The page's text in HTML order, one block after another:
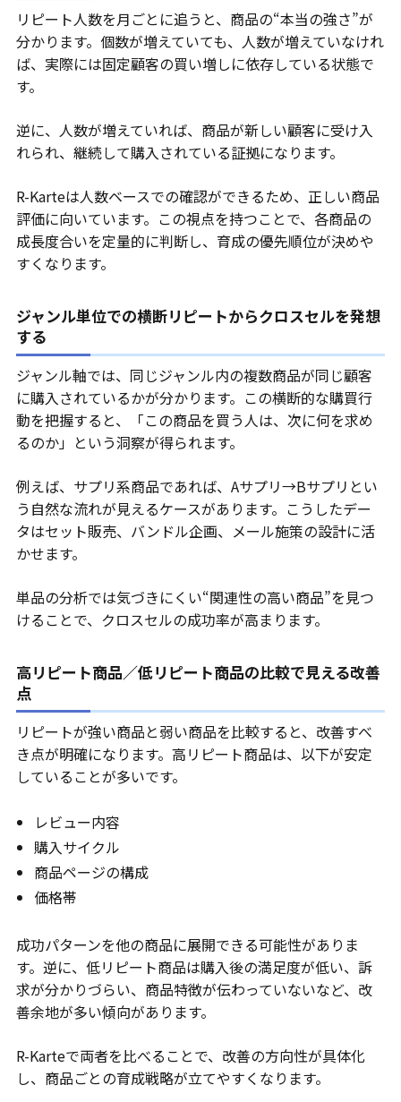
リピート人数を月ごとに追うと、商品の“本当の強さ”が
分かります。個数が増えていても、人数が増えていなけれ
ば、実際には固定顧客の買い増しに依存している状態で
す。
逆に、人数が増えていれば、商品が新しい顧客に受け入
れられ、継続して購入されている証拠になります。
R-Karteは人数ベースでの確認ができるため、正しい商品
評価に向いています。この視点を持つことで、各商品の
成長度合いを定量的に判断し、育成の優先順位が決めや
すくなります。
ジャンル単位での横断リピートからクロスセルを発想
する
ジャンル軸では、同じジャンル内の複数商品が同じ顧客
に購入されているかが分かります。この横断的な購買行
動を把握すると、「この商品を買う人は、次に何を求め
るのか」という洞察が得られます。
例えば、サプリ系商品であれば、Aサプリ→Bサプリとい
う自然な流れが見えるケースがあります。こうしたデー
タはセット販売、バンドル企画、メール施策の設計に活
かせます。
単品の分析では気づきにくい“関連性の高い商品”を見つ
けることで、クロスセルの成功率が高まります。
高リピート商品／低リピート商品の比較で見える改善
点
リピートが強い商品と弱い商品を比較すると、改善すべ
き点が明確になります。高リピート商品は、以下が安定
していることが多いです。
レビュー内容
購入サイクル
商品ページの構成
価格帯
成功パターンを他の商品に展開できる可能性がありま
す。逆に、低リピート商品は購入後の満足度が低い、訴
求が分かりづらい、商品特徴が伝わっていないなど、改
善余地が多い傾向があります。
R-Karteで両者を比べることで、改善の方向性が具体化
し、商品ごとの育成戦略が立てやすくなります。